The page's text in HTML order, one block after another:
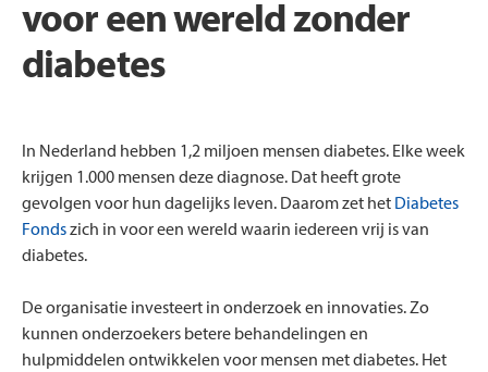
voor een wereld zonder
diabetes
In Nederland hebben 1,2 miljoen mensen diabetes. Elke week
krijgen 1.000 mensen deze diagnose. Dat heeft grote
gevolgen voor hun dagelijks leven. Daarom zet het Diabetes
Fondszich in voor een wereld waarin iedereen vrij is van
diabetes.
De organisatie investeert in onderzoek en innovaties. Zo
kunnen onderzoekers betere behandelingen en
hulpmiddelen ontwikkelen voor mensen met diabetes. Het